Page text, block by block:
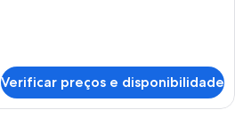
Verificar preços e disponibilidade